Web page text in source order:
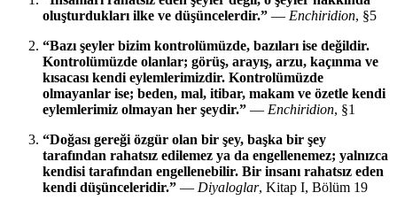
oluşturdukları ilke ve düşüncelerdir.” — Enchiridion, §5
“Bazı şeyler bizim kontrolümüzde, bazıları ise değildir.
Kontrolümüzde olanlar; görüş, arayış, arzu, kaçınma ve
kısacası kendi eylemlerimizdir. Kontrolümüzde
olmayanlar ise; beden, mal, itibar, makam ve özetle kendi
eylemlerimiz olmayan her şeydir.” — Enchiridion, §1
“Doğası gereği özgür olan bir şey, başka bir şey
tarafından rahatsız edilemez ya da engellenemez; yalnızca
kendisi tarafından engellenebilir. Bir insanı rahatsız eden
kendi düşünceleridir.” — Diyaloglar, Kitap I, Bölüm 19